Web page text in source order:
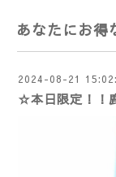
あなたにお得
2024-08-21
☆本日限定！！